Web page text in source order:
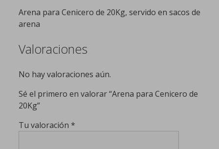
Arena para Cenicero de 20Kg, servido en sacos de
arena
Valoraciones
No hay valoraciones aún.
Sé el primero en valorar “Arena para Cenicero de
20Kg”
Tu valoración *